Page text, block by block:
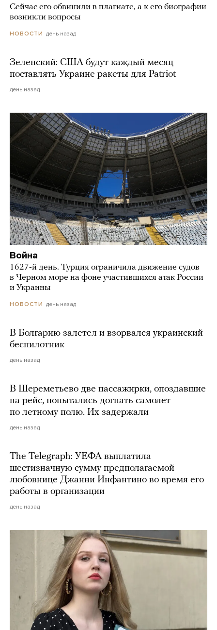
Сейчас его обвинили в плагиате, а к его биографии
возникли вопросы
НОВОСТИ день назад
Зеленский: США будут каждый месяц
поставлять Украине ракеты для Patriot
день назад
Война
1627-й день. Турция ограничила движение судов
в Черном море на фоне участившихся атак России
и Украины
НОВОСТИ день назад
В Болгарию залетел и взорвался украинский
беспилотник
день назад
В Шереметьево две пассажирки, опоздавшие
на рейс, попытались догнать самолет
по летному полю. Их задержали
день назад
The Telegraph: УЕФА выплатила
шестизначную сумму предполагаемой
любовнице Джанни Инфантино во время его
работы в организации
день назад